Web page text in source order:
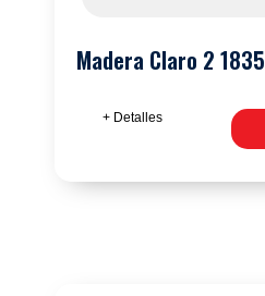
Madera Claro 2 1835
+ Detalles